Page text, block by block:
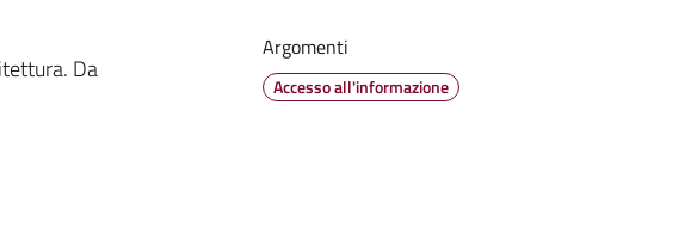
Da
Argomenti
Accesso all'informazione